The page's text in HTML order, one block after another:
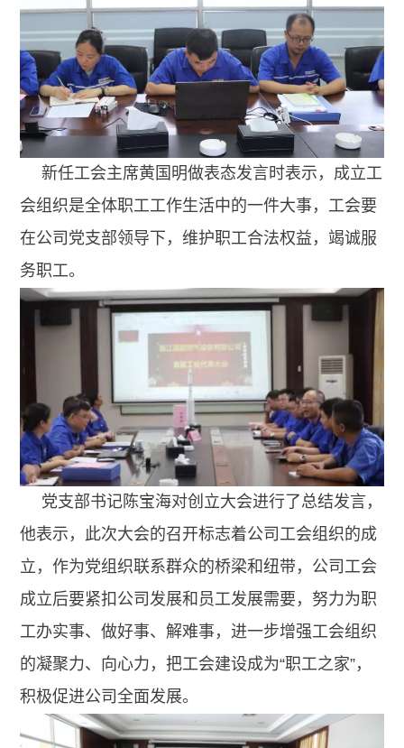
新任工会主席黄国明做表态发言时表示，成立工
会组织是全体职工工作生活中的一件大事，工会要
在公司党支部领导下，维护职工合法权益，竭诚服
务职工。
党支部书记陈宝海对创立大会进行了总结发言，
他表示，此次大会的召开标志着公司工会组织的成
立，作为党组织联系群众的桥梁和纽带，公司工会
成立后要紧扣公司发展和员工发展需要，努力为职
工办实事、做好事、解难事，进一步增强工会组织
的凝聚力、向心力，把工会建设成为“职工之家”，
积极促进公司全面发展。